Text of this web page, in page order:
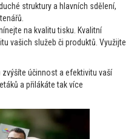
struktury a hlavních sdělení,
na kvalitu tisku. Kvalitní
vašich služeb či produktů. Využijte
účinnost a efektivitu vaší
a přilákáte tak více